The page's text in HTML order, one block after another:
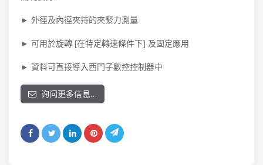
► 外徑及內徑夾持的夾緊力測量
► 可用於旋轉 [在特定轉速條件下] 及固定應用
► 資料可直接導入西門子數控控制器中
询问更多信息…